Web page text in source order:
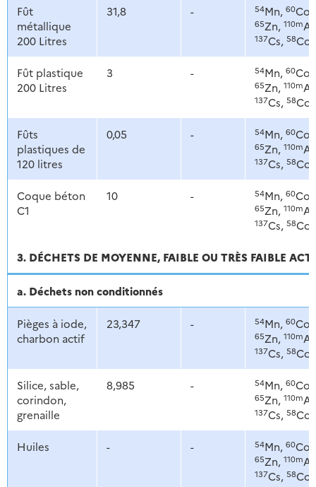
Fût
métallique
200 Litres
31,8 - 54Mn, 60Co,
65Zn, 110m
137Cs, 58Co
Fût plastique
200 Litres
3 - 54Mn, 60Co,
65Zn, 110m
137Cs, 58Co
Fûts
plastiques de
120 litres
0,05 - 54Mn, 60Co,
65Zn, 110m
137Cs, 58Co
Coque béton
C1
10 - 54Mn, 60Co,
65Zn, 110m
137Cs, 58Co
3. DÉCHETS DE MOYENNE, FAIBLE OU TRÈS FAIBLE
a. Déchets non conditionnés
Pièges à iode,
charbon actif
23,347 - 54Mn, 60Co,
65Zn, 110m
137Cs, 58Co
Silice, sable,
corindon,
grenaille
8,985 - 54Mn, 60Co,
65Zn, 110m
137Cs, 58Co
Huiles - - 54Mn, 60Co,
65Zn, 110m
137Cs, 58Co